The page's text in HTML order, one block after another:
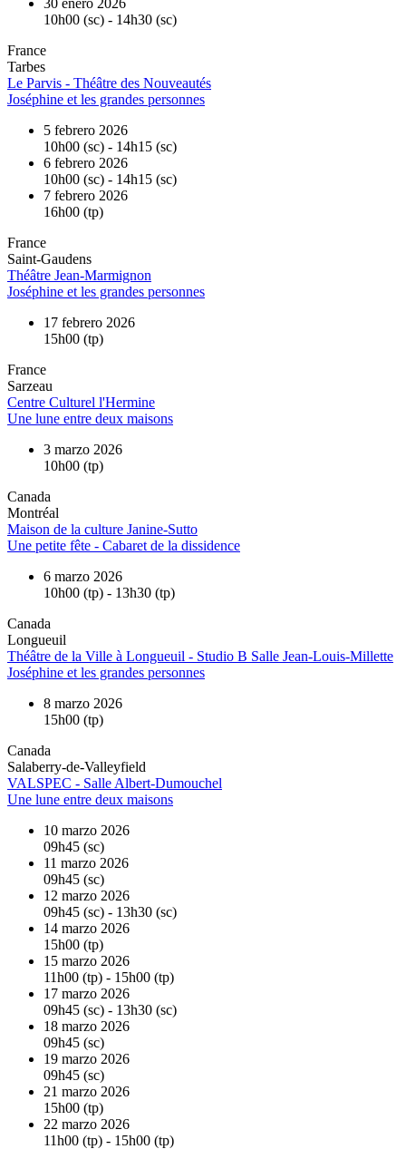
10h00 (sc) - 14h30 (sc)
France
Tarbes
Le Parvis - Théâtre des Nouveautés
Joséphine et les grandes personnes
5 febrero 2026
10h00 (sc) - 14h15 (sc)
6 febrero 2026
10h00 (sc) - 14h15 (sc)
7 febrero 2026
16h00 (tp)
France
Saint-Gaudens
Théâtre Jean-Marmignon
Joséphine et les grandes personnes
17 febrero 2026
15h00 (tp)
France
Sarzeau
Centre Culturel l'Hermine
Une lune entre deux maisons
3 marzo 2026
10h00 (tp)
Canada
Montréal
Maison de la culture Janine-Sutto
Une petite fête - Cabaret de la dissidence
6 marzo 2026
10h00 (tp) - 13h30 (tp)
Canada
Longueuil
Théâtre de la Ville à Longueuil - Studio B Salle Jean-Louis-Millette
Joséphine et les grandes personnes
8 marzo 2026
15h00 (tp)
Canada
Salaberry-de-Valleyfield
VALSPEC - Salle Albert-Dumouchel
Une lune entre deux maisons
10 marzo 2026
09h45 (sc)
11 marzo 2026
09h45 (sc)
12 marzo 2026
09h45 (sc) - 13h30 (sc)
14 marzo 2026
15h00 (tp)
15 marzo 2026
11h00 (tp) - 15h00 (tp)
17 marzo 2026
09h45 (sc) - 13h30 (sc)
18 marzo 2026
09h45 (sc)
19 marzo 2026
09h45 (sc)
21 marzo 2026
15h00 (tp)
22 marzo 2026
11h00 (tp) - 15h00 (tp)